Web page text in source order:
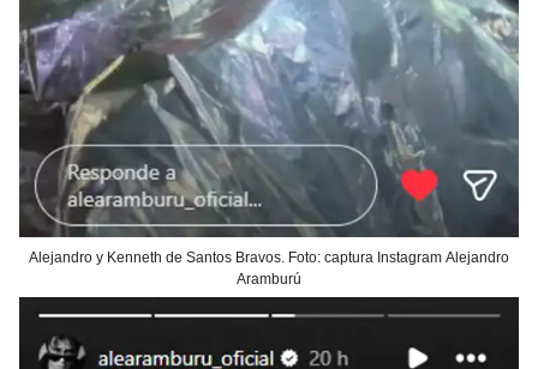
Alejandro y Kenneth de Santos Bravos. Foto: captura Instagram Alejandro
Aramburú